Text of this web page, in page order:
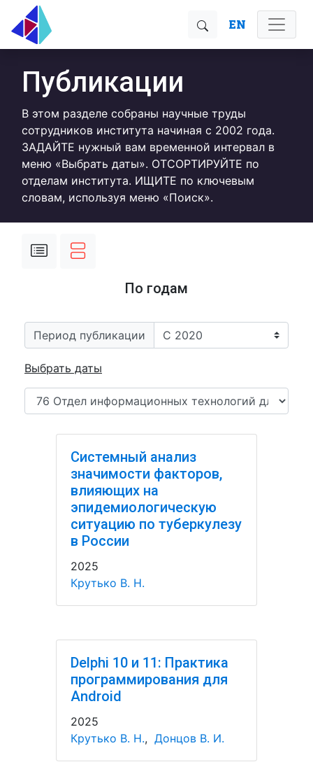
EN
Публикации
В этом разделе собраны научные труды
сотрудников института начиная с 2002 года.
ЗАДАЙТЕ нужный вам временной интервал в
меню «Выбрать даты». ОТСОРТИРУЙТЕ по
отделам института. ИЩИТЕ по ключевым
словам, используя меню «Поиск».
По годам
Период публикации
Выбрать даты
Системный анализ
значимости факторов,
влияющих на
эпидемиологическую
ситуацию по туберкулезу
в России
2025
Крутько В. Н.
Delphi 10 и 11: Практика
программирования для
Android
2025
Крутько В. Н., Донцов В. И.